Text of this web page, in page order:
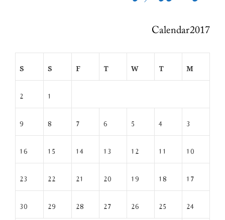
Calendar 2017
M
T
W
T
F
S
S
1
2
3
4
5
6
7
8
9
10
11
12
13
14
15
16
17
18
19
20
21
22
23
24
25
26
27
28
29
30